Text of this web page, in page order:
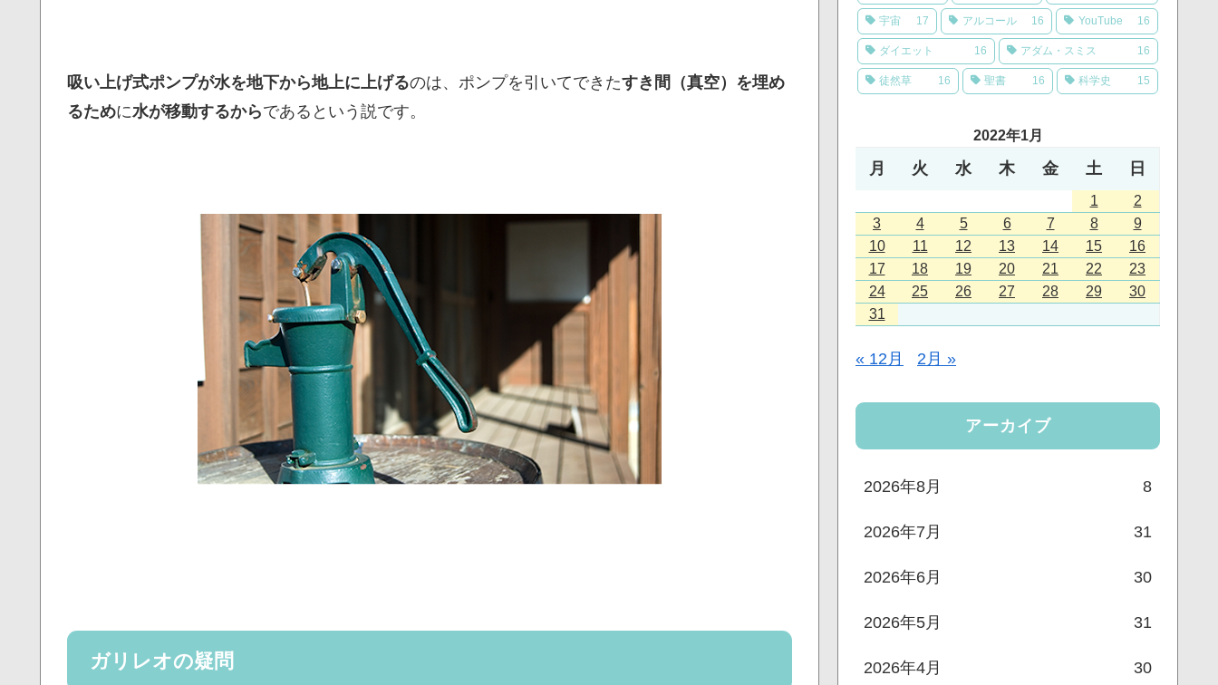
吸い上げ式ポンプが水を地下から地上に上げるのは、ポンプを引いてできたすき間（真空）を埋め
るために水が移動するからであるという説です。
ガリレオの疑問
宇宙 17 アルコール 16 YouTube 16
ダイエット 16 アダム・スミス 16
徒然草 16 聖書 16 科学史 15
2022年1月
月 火 水 木 金 土 日
1
2
3
4 5 6 7 8
9
10
11 12 13 14 15
16
17
18 19 20 21 22
23
24
25 26 27 28 29
30
31
« 12月 2月 »
アーカイブ
2026年8月 8
2026年7月 31
2026年6月 30
2026年5月 31
2026年4月 30